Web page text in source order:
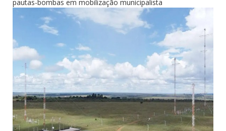
pautas-bombas em mobilização municipalista